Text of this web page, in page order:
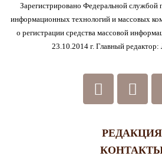
Зарегистрировано Федеральной службой
информационных технологий и массовых
о регистрации средства массовой
23.10.2014 г. Главный
РЕДАКЦИЯ